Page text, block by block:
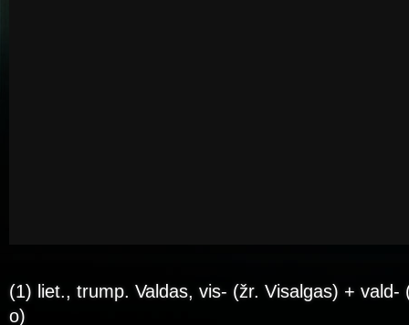
(1) liet., trump. Valdas, vis- (žr. Visalgas) + vald-
o)